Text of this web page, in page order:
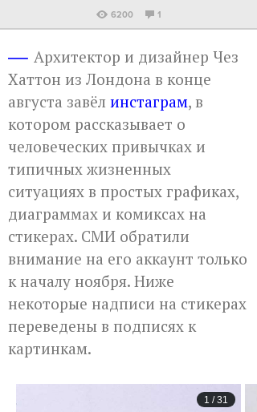
6200 1
Архитектор и дизайнер Чез
Хаттон из Лондона в конце
августа завёл инстаграм, в
котором рассказывает о
человеческих привычках и
типичных жизненных
ситуациях в простых графиках,
диаграммах и комиксах на
стикерах. СМИ обратили
внимание на его аккаунт только
к началу ноября. Ниже
некоторые надписи на стикерах
переведены в подписях к
картинкам.
1 /31